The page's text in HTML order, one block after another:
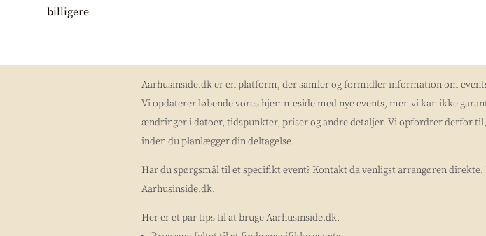
Aarhusinside.dk er en platform, der samler og formidler information om
Vi opdaterer løbende vores hjemmeside med nye events, men vi kan ikke
ændringer i datoer, tidspunkter, priser og andre detaljer. Vi opfordrer derfor
inden du planlægger din deltagelse.
Har du spørgsmål til et specifikt event? Kontakt da venligst arrangøren
Aarhusinside.dk.
Her er et par tips til at bruge Aarhusinside.dk: